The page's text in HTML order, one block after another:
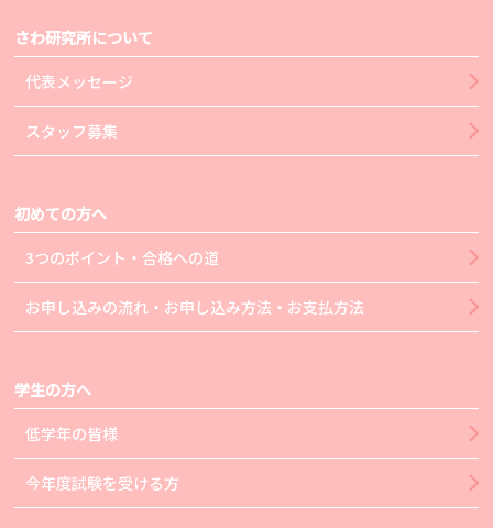
さわ研究所について
代表メッセージ
スタッフ募集
初めての方へ
3つのポイント・合格への道
お申し込みの流れ・お申し込み方法・お支払方法
学生の方へ
低学年の皆様
今年度試験を受ける方